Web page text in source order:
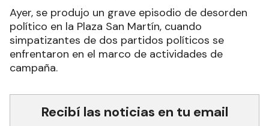
Ayer, se produjo un grave episodio de desorden
político en la Plaza San Martín, cuando
simpatizantes de dos partidos políticos se
enfrentaron en el marco de actividades de
campaña.
Recibí las noticias en tu email